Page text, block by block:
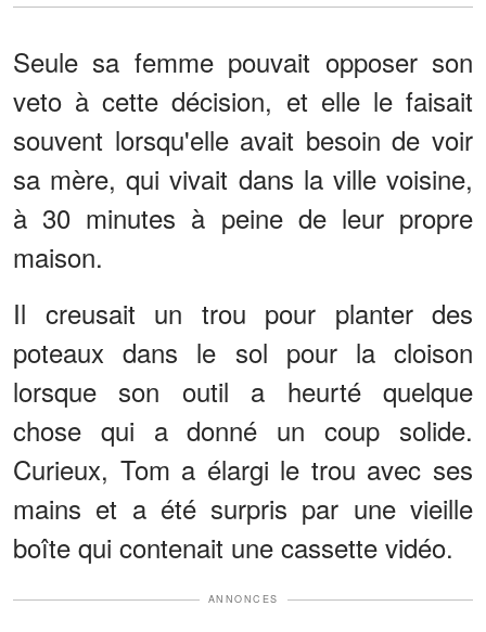
Seule sa femme pouvait opposer son
veto à cette décision, et elle le faisait
souvent lorsqu'elle avait besoin de voir
sa mère, qui vivait dans la ville voisine,
à 30 minutes à peine de leur propre
maison.
Il creusait un trou pour planter des
poteaux dans le sol pour la cloison
lorsque son outil a heurté quelque
chose qui a donné un coup solide.
Curieux, Tom a élargi le trou avec ses
mains et a été surpris par une vieille
boîte qui contenait une cassette vidéo.
ANNONCES